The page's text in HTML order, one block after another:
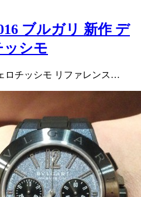
ブルガリ 新作 デ
ッシモ
ロチッシモ リファレンス…